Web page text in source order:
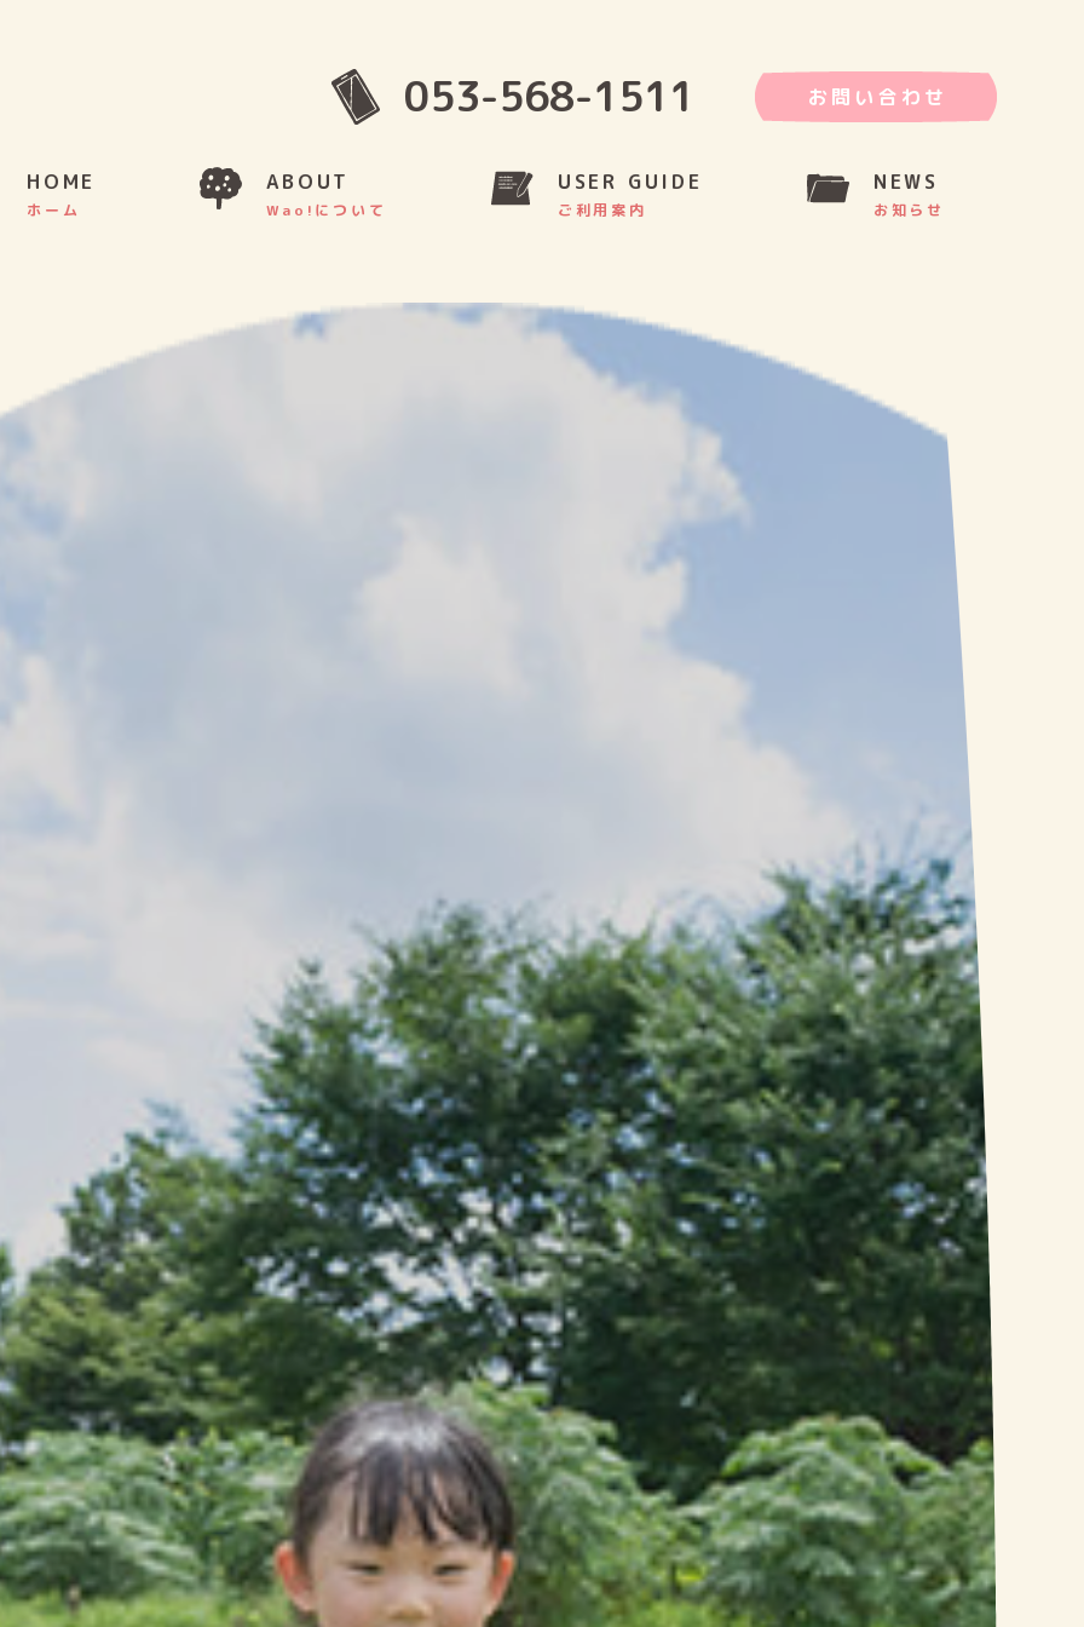
HOME
ホーム
ABOUT
Wao!について
USER GUIDE
ご利用案内
NEWS
お知らせ
053-568-1511 お問い合わせ